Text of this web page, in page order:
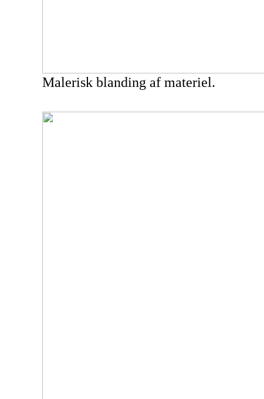
Malerisk blanding af materiel.